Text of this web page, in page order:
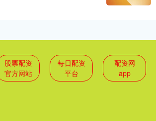
股票配资
官方网站
每日配资
平台
配资网
app